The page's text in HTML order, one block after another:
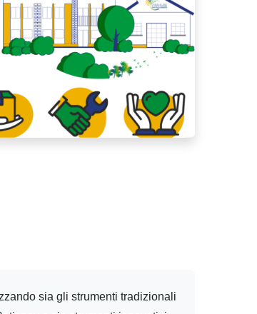
sia gli strumenti tradizionali